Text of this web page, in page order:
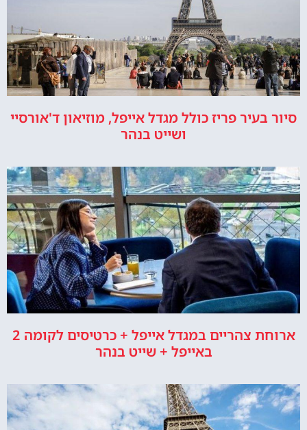
סיור בעיר פריז כולל מגדל אייפל, מוזיאון ד'אורסיי
ושייט בנהר
ארוחת צהריים במגדל אייפל + כרטיסים לקומה 2
באייפל + שייט בנהר